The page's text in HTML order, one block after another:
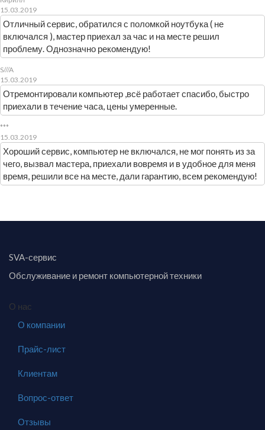
15.03.2019
Отличный сервис, обратился с поломкой ноутбука ( не
включался ), мастер приехал за час и на месте решил
проблему. Однозначно рекомендую!
S///A
15.03.2019
Отремонтировали компьютер ,всё работает спасибо, быстро
приехали в течение часа, цены умеренные.
***
15.03.2019
Хороший сервис, компьютер не включался, не мог понять из за
чего, вызвал мастера, приехали вовремя и в удобное для меня
время, решили все на месте, дали гарантию, всем рекомендую!
SVA-сервис
Обслуживание и ремонт компьютерной техники
О нас
О компании
Прайс-лист
Клиентам
Вопрос-ответ
Отзывы